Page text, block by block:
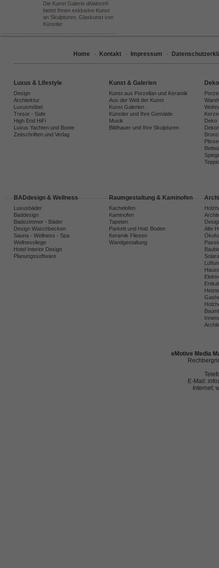
Die Kunst Galerie diValore®
bietet Ihnen exklusive Kunst
an Skulpturen, Glaskunst von
Künstler
Home · Kontakt · Impressum ·
Luxus & Lifestyle
Design
Architektur
Luxusmöbel
Tresor - Safe
High End HiFi
Luxus Yachten und Boote
Zeitschriften und Verlag
Kunst & Galerien
Kunst aus Porzellan und Keramik
Aus der Welt der Kunst
Kunst Galerien
Künstler und Ihre Gemälde
Musik
Bildhauer und Ihre Skulpturen
Deko
BADdesign & Wellness
Luxusbäder
Baddesign
Badezimmer - Bäder
Design Waschbecken
Sauna - Wellness - Spa
Wellnessliege
Hotel Interior Design
Planungssoftware
Raumgestaltung & Kaminofen
Kachelofen
Kaminofen
Tapeten
Parkett und Holz Boden
Keramik Fliesen
Wandgestaltung
Alte
eMotive Media
E-Mail:
Internet: